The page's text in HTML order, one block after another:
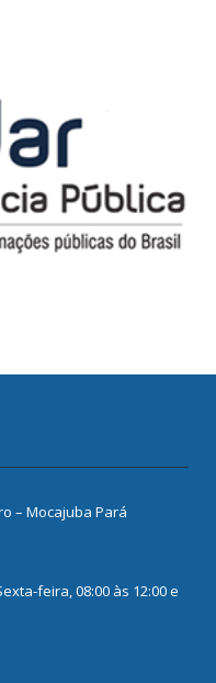
– Mocajuba Pará
feira, 08:00 às 12:00 e